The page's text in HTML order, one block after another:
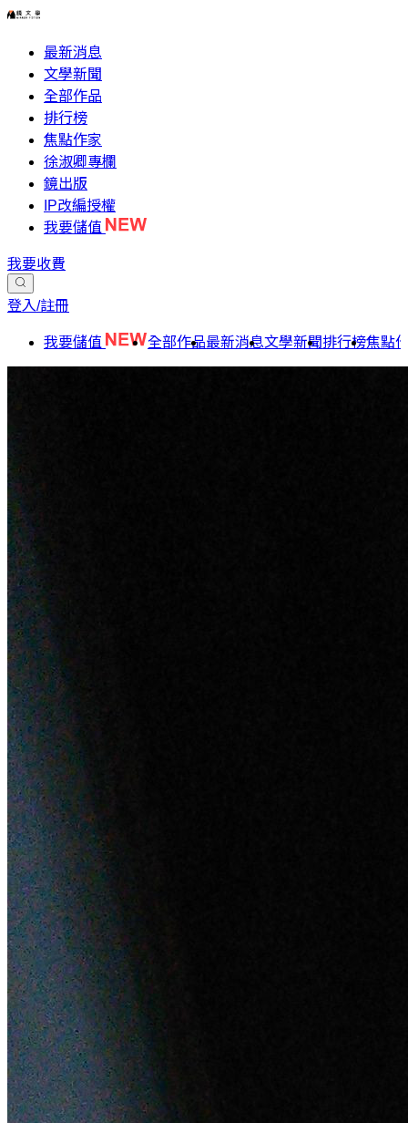
最新消息
文學新聞
全部作品
排行榜
焦點作家
徐淑卿專欄
鏡出版
IP改編授權
我要儲值
我要收費
登入/註冊
我要儲值 全部作品最新消息文學新聞排行榜焦點